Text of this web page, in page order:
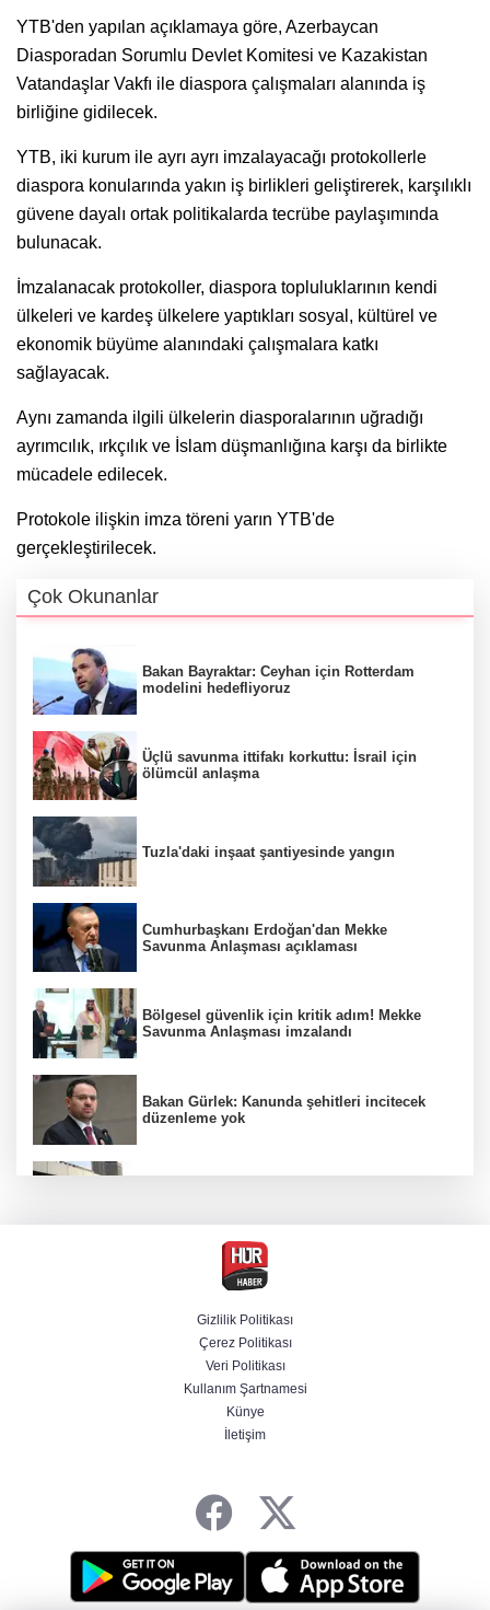
YTB'den yapılan açıklamaya göre, Azerbaycan
Diasporadan Sorumlu Devlet Komitesi ve Kazakistan
Vatandaşlar Vakfı ile diaspora çalışmaları alanında iş
birliğine gidilecek.
YTB, iki kurum ile ayrı ayrı imzalayacağı protokollerle
diaspora konularında yakın iş birlikleri geliştirerek, karşılıklı
güvene dayalı ortak politikalarda tecrübe paylaşımında
bulunacak.
İmzalanacak protokoller, diaspora topluluklarının kendi
ülkeleri ve kardeş ülkelere yaptıkları sosyal, kültürel ve
ekonomik büyüme alanındaki çalışmalara katkı
sağlayacak.
Aynı zamanda ilgili ülkelerin diasporalarının uğradığı
ayrımcılık, ırkçılık ve İslam düşmanlığına karşı da birlikte
mücadele edilecek.
Protokole ilişkin imza töreni yarın YTB'de
gerçekleştirilecek.
Çok Okunanlar
Bakan Bayraktar: Ceyhan için Rotterdam
modelini hedefliyoruz
Üçlü savunma ittifakı korkuttu: İsrail için
ölümcül anlaşma
Tuzla'daki inşaat şantiyesinde yangın
Cumhurbaşkanı Erdoğan'dan Mekke
Savunma Anlaşması açıklaması
Bölgesel güvenlik için kritik adım! Mekke
Savunma Anlaşması imzalandı
Bakan Gürlek: Kanunda şehitleri incitecek
düzenleme yok
Derin taarruz, yüksek hassasiyet! Bayraktar
AKINCI TİHA TOLUN P ile vurdu
Menderes Belediye Başkanı İlkay Çiçek
tutuklandı
Hür Ağbaba soruşturmasında MASAK para
Gizlilik Politikası
Çerez Politikası
Veri Politikası
Kullanım Şartnamesi
Künye
İletişim